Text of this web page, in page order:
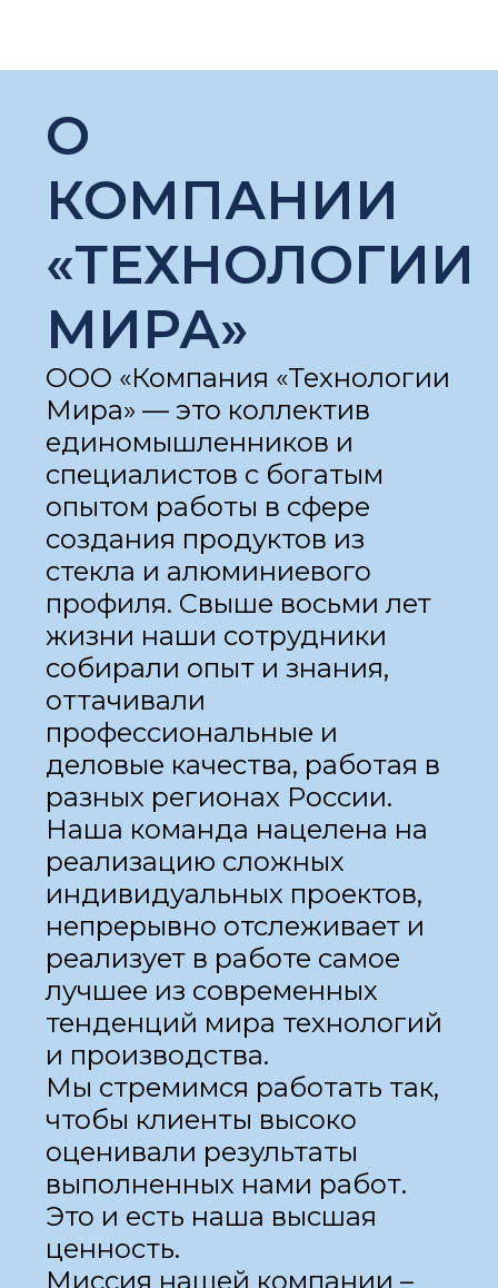
О
КОМПАНИИ
«ТЕХНОЛОГИИ
МИРА»
ООО «Компания «Технологии
Мира» — это коллектив
единомышленников и
специалистов с богатым
опытом работы в сфере
создания продуктов из
стекла и алюминиевого
профиля. Свыше восьми лет
жизни наши сотрудники
собирали опыт и знания,
оттачивали
профессиональные и
деловые качества, работая в
разных регионах России.
Наша команда нацелена на
реализацию сложных
индивидуальных проектов,
непрерывно отслеживает и
реализует в работе самое
лучшее из современных
тенденций мира технологий
и производства.
Мы стремимся работать так,
чтобы клиенты высоко
оценивали результаты
выполненных нами работ.
Это и есть наша высшая
ценность.
Миссия нашей компании –